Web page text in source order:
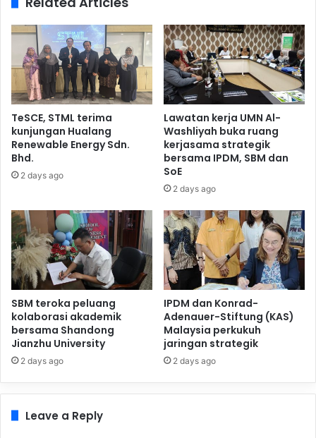
TeSCE, STML terima
kunjungan Hualang
Renewable Energy Sdn.
Bhd.
2 days ago
Lawatan kerja UMN Al-
Washliyah buka ruang
kerjasama strategik
bersama IPDM, SBM dan
SoE
2 days ago
SBM teroka peluang
kolaborasi akademik
bersama Shandong
Jianzhu University
2 days ago
IPDM dan Konrad-
Adenauer-Stiftung (KAS)
Malaysia perkukuh
jaringan strategik
2 days ago
Leave a Reply